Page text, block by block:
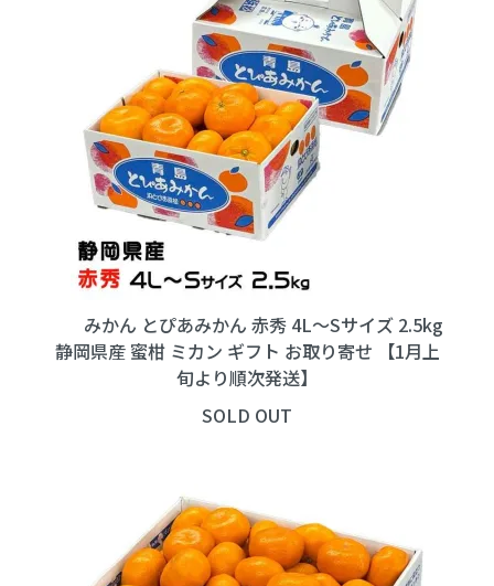
みかん とぴあみかん 赤秀 4L～Sサイズ 2.5kg
静岡県産 蜜柑 ミカン ギフト お取り寄せ 【1月上
旬より順次発送】
SOLD OUT